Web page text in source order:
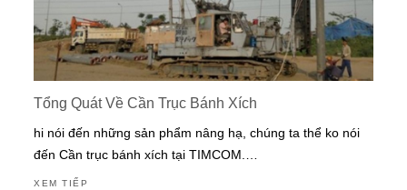
Tổng Quát Về Cần Trục Bánh Xích
hi nói đến những sản phẩm nâng hạ, chúng ta thể ko nói
đến Cần trục bánh xích tại TIMCOM.…
XEM TIẾP